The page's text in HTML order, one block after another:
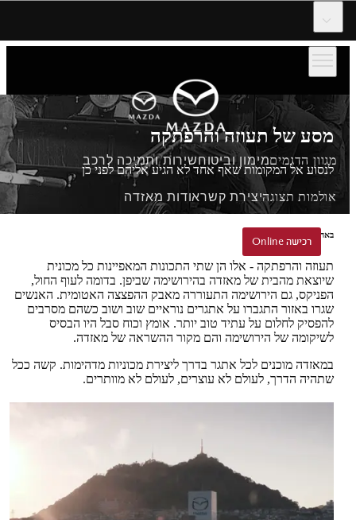
מגוון הדגמיםמימון וביטוחשירות ותמיכה לרכב
אולמות תצוגהיצירת קשראודות מאזדה
רכישה Online
מסע של תעוזה והרפתקה
לנסוע אל המקומות שאף אחד לא הגיע אליהם לפני כן
באהבה ובאומץ מהירושימה
תעוזה והרפתקה - אלו הן שתי התכונות המאפיינות כל מכונית
שיוצאת מהבית של מאזדה בהירושימה שביפן. בדומה לעוף החול,
הפניקס, גם הירושימה התעוררה מאבק ההפצצה האטומית. האנשים
שגרו באזור התגברו על אתגרים נוראיים שוב ושוב כשהם מסרבים
להפסיק לחלום על עתיד טוב יותר. אומץ וכוח סבל היו הבסיס
לשיקומה של הירושימה והם מקור ההשראה של מאזדה.
במאזדה מוכנים לכל אתגר בדרך ליצירת מכוניות מדהימות. קשה ככל
שתהיה הדרך, לעולם לא עוצרים, לעולם לא מוותרים.